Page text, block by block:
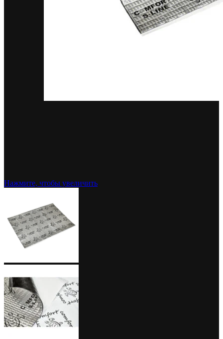
Нажмите, чтобы увеличить